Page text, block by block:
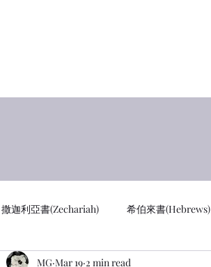
撒迦利亞書(Zechariah) 希伯來書(Hebrews)
(1 Peter) 利未記(Leviticus)
MG Mar 19 2 min read